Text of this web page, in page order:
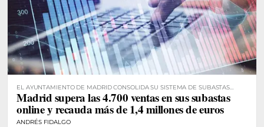
EL AYUNTAMIENTO DE MADRID CONSOLIDA SU SISTEMA DE SUBASTAS
DIGITALES
Madrid supera las 4.700 ventas en sus subastas
online y recauda más de 1,4 millones de euros
ANDRÉS FIDALGO